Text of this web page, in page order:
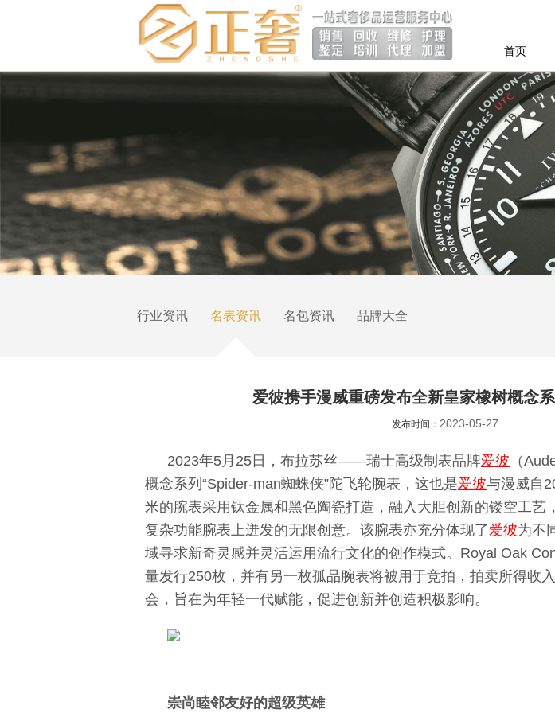
首页
行业资讯 名表资讯 名包资讯 品牌大全
爱彼携手漫威重磅发布全新皇家橡树概念
发布时间： 2023-05-27
2023年5月25日，布拉苏丝——瑞士高级制表品牌爱彼 （
概念系列“Spider-man蜘蛛侠”陀飞轮腕表，这也是爱彼与漫威自
米的腕表采用钛金属和黑色陶瓷打造，融入大胆创新的镂空工
复杂功能腕表上迸发的无限创意。该腕表亦充分体现了爱彼为不
域寻求新奇灵感并灵活运用流行文化的创作模式。Royal Oak
量发行250枚，并有另一枚孤品腕表将被用于竞拍，拍卖所得收
会，旨在为年轻一代赋能，促进创新并创造积极影响。
崇尚睦邻友好的超级英雄